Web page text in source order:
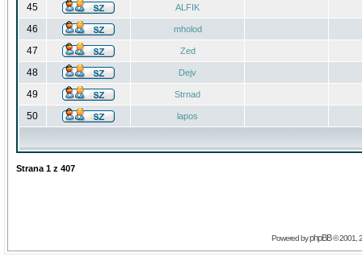
45 ALFIK
46 mholod
47 Zed
48 Dejv
49 Strnad
50 lapos
Strana 1 z 407
Powered byphpBB© 2001,